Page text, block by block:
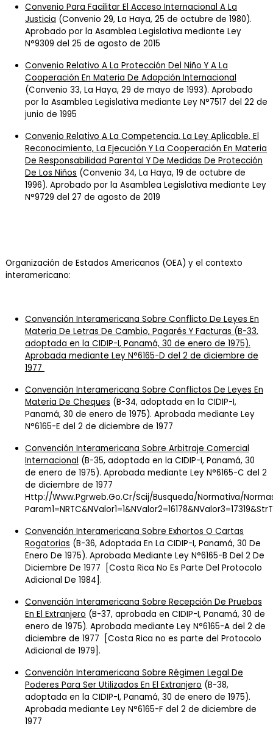
Convenio Para Facilitar El Acceso Internacional A La
Justicia (Convenio 29, La Haya, 25 de octubre de 1980).
Aprobado por la Asamblea Legislativa mediante Ley
N°9309 del 25 de agosto de 2015
Convenio Relativo A La Protección Del Niño Y A La
Cooperación En Materia De Adopción Internacional
(Convenio 33, La Haya, 29 de mayo de 1993). Aprobado
por la Asamblea Legislativa mediante Ley N°7517 del 22 de
junio de 1995
Convenio Relativo A La Competencia, La Ley Aplicable, El
Reconocimiento, La Ejecución Y La Cooperación En Materia
De Responsabilidad Parental Y De Medidas De Protección
De Los Niños (Convenio 34, La Haya, 19 de octubre de
1996). Aprobado por la Asamblea Legislativa mediante Ley
N°9729 del 27 de agosto de 2019
Organización de Estados Americanos (OEA) y el contexto
interamericano:
Convención Interamericana Sobre Conflicto De Leyes En
Materia De Letras De Cambio, Pagarés Y Facturas (B-33,
adoptada en la CIDIP-I, Panamá, 30 de enero de 1975).
Aprobada mediante Ley N°6165-D del 2 de diciembre de
1977
Convención Interamericana Sobre Conflictos De Leyes En
Materia De Cheques (B-34, adoptada en la CIDIP-I,
Panamá, 30 de enero de 1975). Aprobada mediante Ley
N°6165-E del 2 de diciembre de 1977
Convención Interamericana Sobre Arbitraje Comercial
Internacional (B-35, adoptada en la CIDIP-I, Panamá, 30
de enero de 1975). Aprobada mediante Ley N°6165-C del 2
de diciembre de 1977
Http://www.pgrweb.go.cr/scij/Busqueda/Normativa/
Convención Interamericana Sobre Exhortos O Cartas
Rogatorias (B-36, Adoptada En La CIDIP-I, Panamá, 30 De
Enero De 1975). Aprobada Mediante Ley N°6165-B Del 2 De
Diciembre De 1977 [Costa Rica No Es Parte Del Protocolo
Adicional De 1984].
Convención Interamericana Sobre Recepción De Pruebas
En El Extranjero (B-37, aprobada en CIDIP-I, Panamá, 30 de
enero de 1975). Aprobada mediante Ley N°6165-A del 2 de
diciembre de 1977 [Costa Rica no es parte del Protocolo
Adicional de 1979].
Convención Interamericana Sobre Régimen Legal De
Poderes Para Ser Utilizados En El Extranjero (B-38,
adoptada en la CIDIP-I, Panamá, 30 de enero de 1975).
Aprobada mediante Ley N°6165-F del 2 de diciembre de
1977